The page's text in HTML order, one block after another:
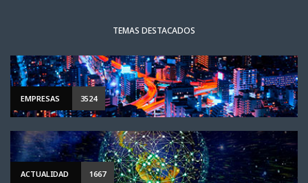
TEMAS DESTACADOS
EMPRESAS 3524
ACTUALIDAD 1667